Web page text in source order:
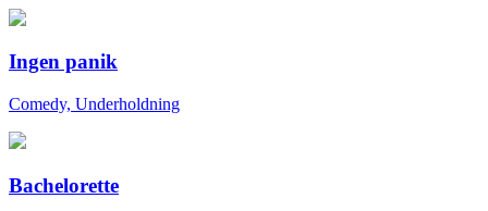
Ingen panik
Comedy, Underholdning
Bachelorette